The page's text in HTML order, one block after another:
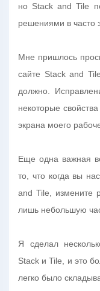
но Stack and Tile
решениями в часто
Мне пришлось
сайте Stack and
должно.
некоторые
экрана моего
Еще одна важная
то, что когда вы
and Tile, измените
лишь небольшую
Я сделал
Stack и Tile, и это
легко было